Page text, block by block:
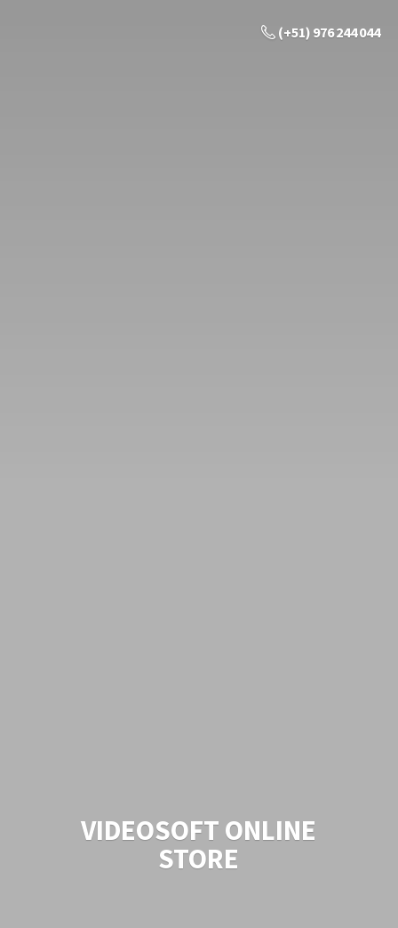
(+51) 976 244 044
VIDEOSOFT ONLINE
STORE